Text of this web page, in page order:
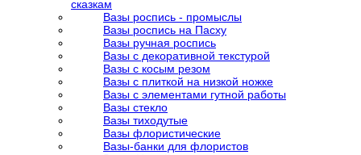
сказкам
Вазы роспись - промыслы
Вазы роспись на Пасху
Вазы ручная роспись
Вазы с декоративной текстурой
Вазы с косым резом
Вазы с плиткой на низкой ножке
Вазы с элементами гутной работы
Вазы стекло
Вазы тиходутые
Вазы флористические
Вазы-банки для флористов